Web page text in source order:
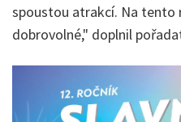
spoustou atrakcí. Na tento
dobrovolné," doplnil